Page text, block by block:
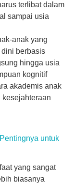
terlibat dalam
sampai usia
anak yang
dini berbasis
hingga usia
kognitif
akademis anak
untuk
yang sangat
biasanya